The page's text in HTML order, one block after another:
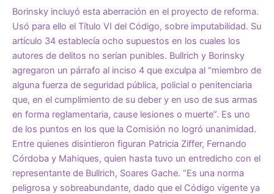
Borinsky incluyó esta aberración en el proyecto de reforma.
Usó para ello el Título VI del Código, sobre imputabilidad. Su
artículo 34 establecía ocho supuestos en los cuales los
autores de delitos no serían punibles. Bullrich y Borinsky
agregaron un párrafo al inciso 4 que exculpa al “miembro de
alguna fuerza de seguridad pública, policial o penitenciaria
que, en el cumplimiento de su deber y en uso de sus armas
en forma reglamentaria, cause lesiones o muerte”. Es uno
de los puntos en los que la Comisión no logró unanimidad.
Entre quienes disintieron figuran Patricia Ziffer, Fernando
Córdoba y Mahiques, quien hasta tuvo un entredicho con el
representante de Bullrich, Soares Gache. “Es una norma
peligrosa y sobreabundante, dado que el Código vigente ya